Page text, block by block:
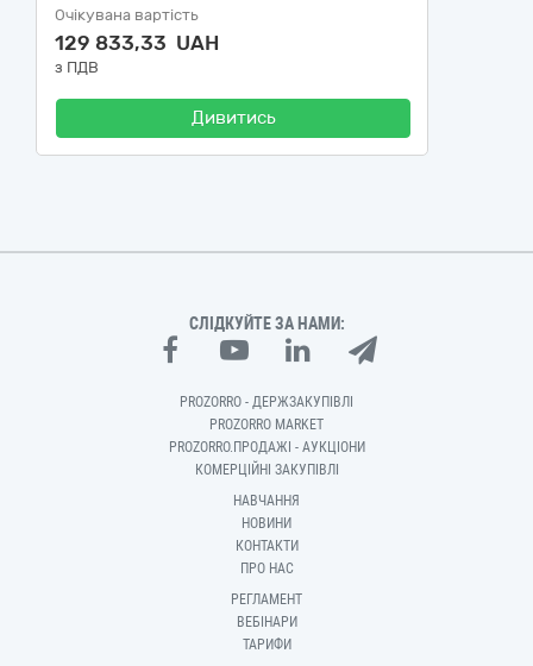
Очікувана вартість
129 833,33 UAH
з ПДВ
Дивитись
СЛІДКУЙТЕ ЗА НАМИ:
PROZORRO - ДЕРЖЗАКУПІВЛІ
PROZORRO MARKET
PROZORRO.ПРОДАЖІ - АУКЦІОНИ
КОМЕРЦІЙНІ ЗАКУПІВЛІ
НАВЧАННЯ
НОВИНИ
КОНТАКТИ
ПРО НАС
РЕГЛАМЕНТ
ВЕБІНАРИ
ТАРИФИ